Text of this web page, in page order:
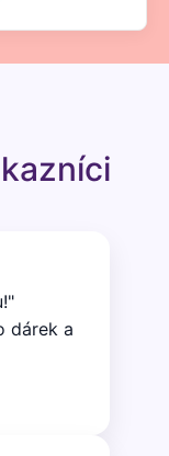
dárek a